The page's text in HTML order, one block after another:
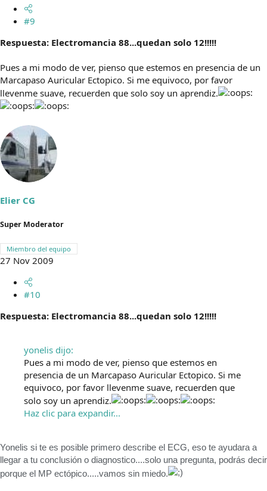
#9
Respuesta: Electromancia 88...quedan solo 12!!!!!
Pues a mi modo de ver, pienso que estemos en presencia de un
Marcapaso Auricular Ectopico. Si me equivoco, por favor
llevenme suave, recuerden que solo soy un aprendiz.
Elier CG
Super Moderator
Miembro del equipo
27 Nov 2009
#10
Respuesta: Electromancia 88...quedan solo 12!!!!!
yonelis dijo:
Pues a mi modo de ver, pienso que estemos en
presencia de un Marcapaso Auricular Ectopico. Si me
equivoco, por favor llevenme suave, recuerden que
solo soy un aprendiz.
Haz clic para expandir...
Yonelis si te es posible primero describe el ECG, eso te ayudara a
llegar a tu conclusión o diagnostico....solo una pregunta, podrás decir
porque el MP ectópico.....vamos sin miedo.